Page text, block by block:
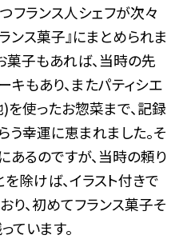
フランス人シェフが次々
ンス菓子』にまとめられま
菓子もあれば、当時の先
もあり、またパティシエ
使ったお惣菜まで、記録
幸運に恵まれました。そ
あるのですが、当時の頼り
除けば、イラスト付きで
、初めてフランス菓子そ
ています。